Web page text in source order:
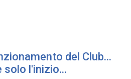
del Club...
solo l'inizio...